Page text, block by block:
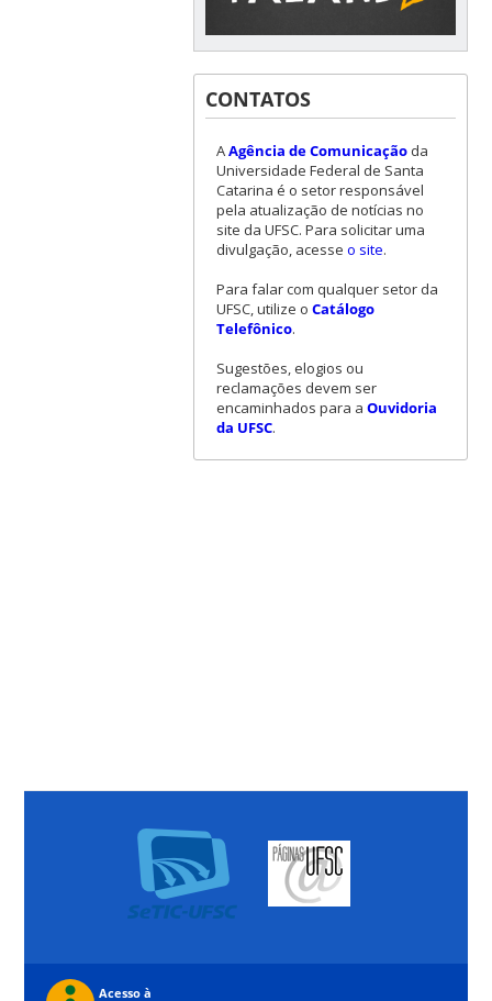
CONTATOS
AAgência de Comunicaçãoda
Universidade Federal de Santa
Catarina é o setor responsável
pela atualização de notícias no
site da UFSC. Para solicitar uma
divulgação, acesse o site.
Para falar com qualquer setor da
UFSC, utilize o Catálogo
Telefônico.
Sugestões, elogios ou
reclamações devem ser
encaminhados para a Ouvidoria
da UFSC.